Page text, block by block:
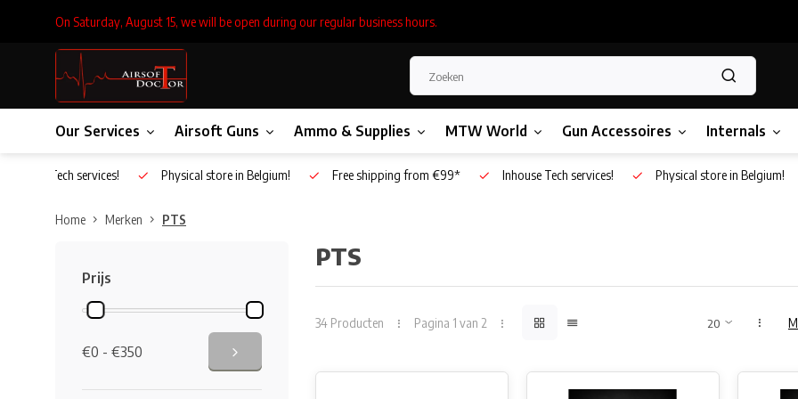
On Saturday, August 15, we will be open during our regular business hours.
Our Services Airsoft Guns Ammo & Supplies MTW World Gun Accessoires Internals
Inhouse Tech services! Physical store in Belgium! Free shipping from €99* Inhouse Tech services! Physical store in Belgium!
Home Merken PTS
Prijs
€0 - €350
PTS
34 Producten Pagina 1 van 2